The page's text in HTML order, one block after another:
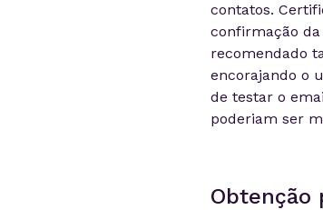
contatos.
confirmação
recomendado
encorajando o
de testar o
poderiam ser
Obtenção